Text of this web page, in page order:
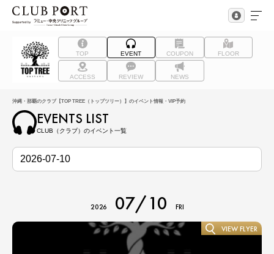
TOP EVENT COUPON FLOOR
ACCESS REVIEW NEWS
沖縄・那覇のクラブ【TOP TREE（トップツリー）】のイベント情報・VIP予約
EVENTS LIST
CLUB（クラブ）のイベント一覧
2026 07/10 FRI
VIEW FLYER